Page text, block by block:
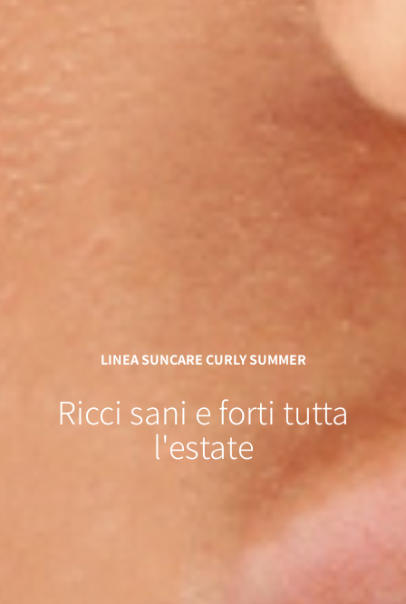
LINEA SUNCARE CURLY SUMMER
Ricci sani e forti tutta
l'estate